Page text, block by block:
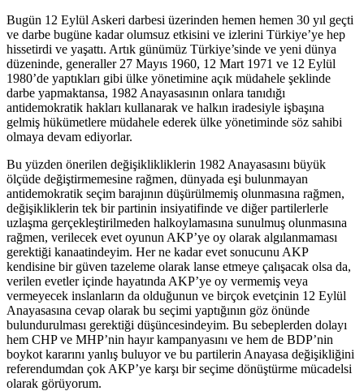
Bugün 12 Eylül Askeri darbesi üzerinden hemen hemen 30 yıl geçti
ve darbe bugüne kadar olumsuz etkisini ve izlerini Türkiye’ye hep
hissetirdi ve yaşattı. Artık günümüz Türkiye’sinde ve yeni dünya
düzeninde, generaller 27 Mayıs 1960, 12 Mart 1971 ve 12 Eylül
1980’de yaptıkları gibi ülke yönetimine açık müdahele şeklinde
darbe yapmaktansa, 1982 Anayasasının onlara tanıdığı
antidemokratik hakları kullanarak ve halkın iradesiyle işbaşına
gelmiş hükümetlere müdahele ederek ülke yönetiminde söz sahibi
olmaya devam ediyorlar.
Bu yüzden önerilen değişiklikliklerin 1982 Anayasasını büyük
ölçüde değiştirmemesine rağmen, dünyada eşi bulunmayan
antidemokratik seçim barajının düşürülmemiş olunmasına rağmen,
değişikliklerin tek bir partinin insiyatifinde ve diğer partilerlerle
uzlaşma gerçekleştirilmeden halkoylamasına sunulmuş olunmasına
rağmen, verilecek evet oyunun AKP’ye oy olarak algılanmaması
gerektiği kanaatindeyim. Her ne kadar evet sonucunu AKP
kendisine bir güven tazeleme olarak lanse etmeye çalışacak olsa da,
verilen evetler içinde hayatında AKP’ye oy vermemiş veya
vermeyecek inslanların da olduğunun ve birçok evetçinin 12 Eylül
Anayasasına cevap olarak bu seçimi yaptığının göz önünde
bulundurulması gerektiği düşüncesindeyim. Bu sebeplerden dolayı
hem CHP ve MHP’nin hayır kampanyasını ve hem de BDP’nin
boykot kararını yanlış buluyor ve bu partilerin Anayasa değişikliğini
referendumdan çok AKP’ye karşı bir seçime dönüştürme mücadelsi
olarak görüyorum.